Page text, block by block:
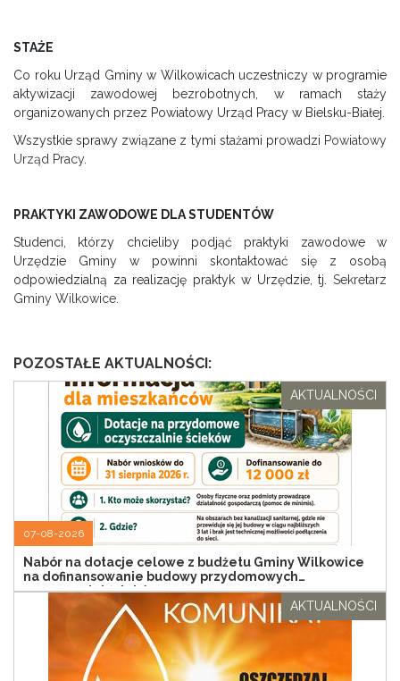
STAŻE
Co roku Urząd Gminy w Wilkowicach uczestniczy w programie
aktywizacji zawodowej bezrobotnych, w ramach staży
organizowanych przez Powiatowy Urząd Pracy w Bielsku-Białej.
Wszystkie sprawy związane z tymi stażami prowadzi Powiatowy
Urząd Pracy.
PRAKTYKI ZAWODOWE DLA STUDENTÓW
Studenci, którzy chcieliby podjąć praktyki zawodowe w
Urzędzie Gminy w powinni skontaktować się z osobą
odpowiedzialną za realizację praktyk w Urzędzie, tj. Sekretarz
Gminy Wilkowice
POZOSTAŁE AKTUALNOŚCI:
07-08-2026
Nabór na dotacje celowe z budżetu Gminy Wilkowice
na dofinansowanie budowy przydomowych
oczyszczalni ścieków
AKTUALNOŚCI
AKTUALNOŚCI